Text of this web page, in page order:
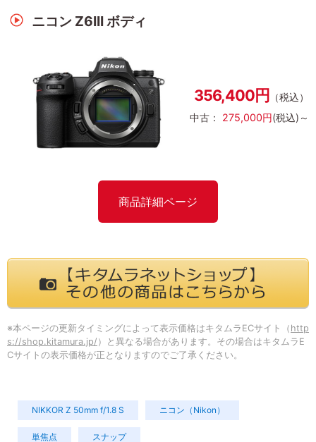
ニコン Z6III ボディ
356,400円
（税込）
中古： 275,000円(税込)～
商品詳細ページ
※本ページの更新タイミングによって表示価格はキタムラECサイト（ http
s://shop.kitamura.jp/ ）と異なる場合があります。その場合はキタムラE
Cサイトの表示価格が正となりますのでご了承ください。
NIKKOR Z 50mm f/1.8 S ニコン（Nikon）
単焦点 スナップ